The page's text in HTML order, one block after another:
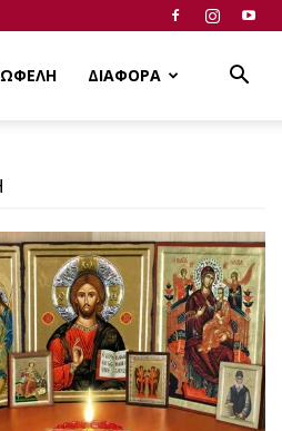
ΔΙΑΦΟΡΑ